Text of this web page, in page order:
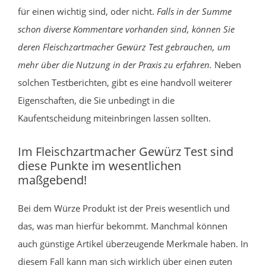
für einen wichtig sind, oder nicht. Falls in der Summe
schon diverse Kommentare vorhanden sind, können Sie
deren Fleischzartmacher Gewürz Test gebrauchen, um
mehr über die Nutzung in der Praxis zu erfahren. Neben
solchen Testberichten, gibt es eine handvoll weiterer
Eigenschaften, die Sie unbedingt in die
Kaufentscheidung miteinbringen lassen sollten.
Im Fleischzartmacher Gewürz Test sind
diese Punkte im wesentlichen
maßgebend!
Bei dem Würze Produkt ist der Preis wesentlich und
das, was man hierfür bekommt. Manchmal können
auch günstige Artikel überzeugende Merkmale haben. In
diesem Fall kann man sich wirklich über einen guten